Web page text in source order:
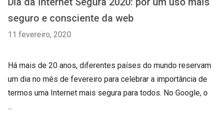
seguro e consciente da web
11 fevereiro, 2020
Há mais de 20 anos, diferentes países do mundo reservam
um dia no mês de fevereiro para celebrar a importância de
termos uma Internet mais segura para todos. No Google, o
...